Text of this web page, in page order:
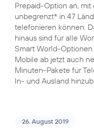
Prepaid-Option an, mit
unbegrenzt* in 47
telefonieren können.
hinaus sind für alle
Smart World-
Mobile ab jetzt auch
Minuten-Pakete für
In- und Ausland
26. August 2019